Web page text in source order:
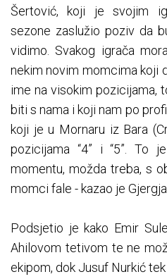
Šertović, koji je svojim
sezone zaslužio poziv da
vidimo. Svakog igrača
nekim novim momcima koji
ime na visokim pozicijama,
biti s nama i koji nam po
koji je u Mornaru iz Bara
pozicijama “4” i “5”. To
momentu, možda treba, s
momci fale - kazao je
Podsjetio je kako Emir
Ahilovom tetivom te ne
ekipom, dok Jusuf Nurkić